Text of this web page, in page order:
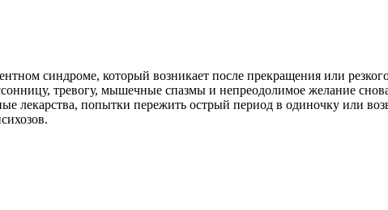
синдроме, который возникает после прекращения или
тревогу, мышечные спазмы и непреодолимое желание
лекарства, попытки пережить острый период в одиночку или